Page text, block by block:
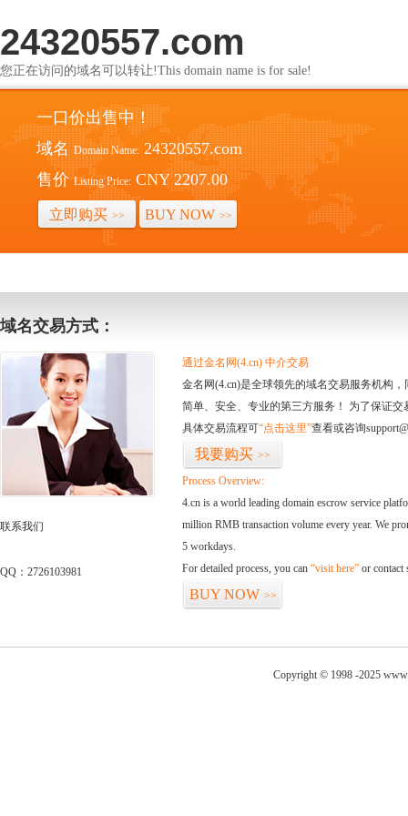
24320557.com
您正在访问的域名可以转让!This domain name is for sale!
一口价出售中！
域名 Domain Name: 24320557.com
售价 Listing Price: CNY 2207.00
立即购买 >> BUY NOW >>
域名交易方式：
联系我们
QQ：2726103981
通过金名网(4.cn) 中介交易
金名网(4.cn)是全球领先的域名交易服务机构
简单、安全、专业的第三方服务！ 为了保证
具体交易流程可“点击这里”查看或咨询
我要购买 >>
Process Overview:
4.cn is a world leading domain escrow service
million RMB transaction volume every year. We
5 workdays.
For detailed process, you can “visit here” or contact
BUY NOW >>
Copyright © 1998 -2025